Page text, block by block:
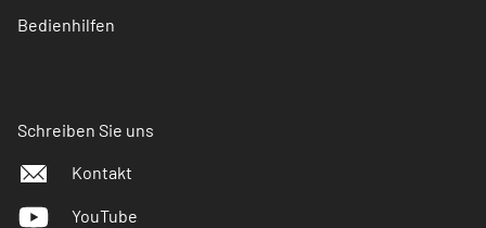
Bedienhilfen
Schreiben Sie uns
Kontakt
YouTube